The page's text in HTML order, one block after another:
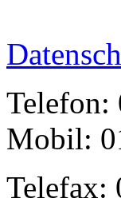
Telefon:
Mobil:
Telefax: